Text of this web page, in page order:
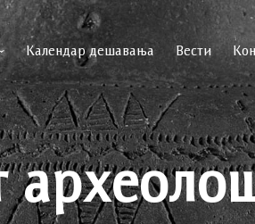
Календар дешавања Вести